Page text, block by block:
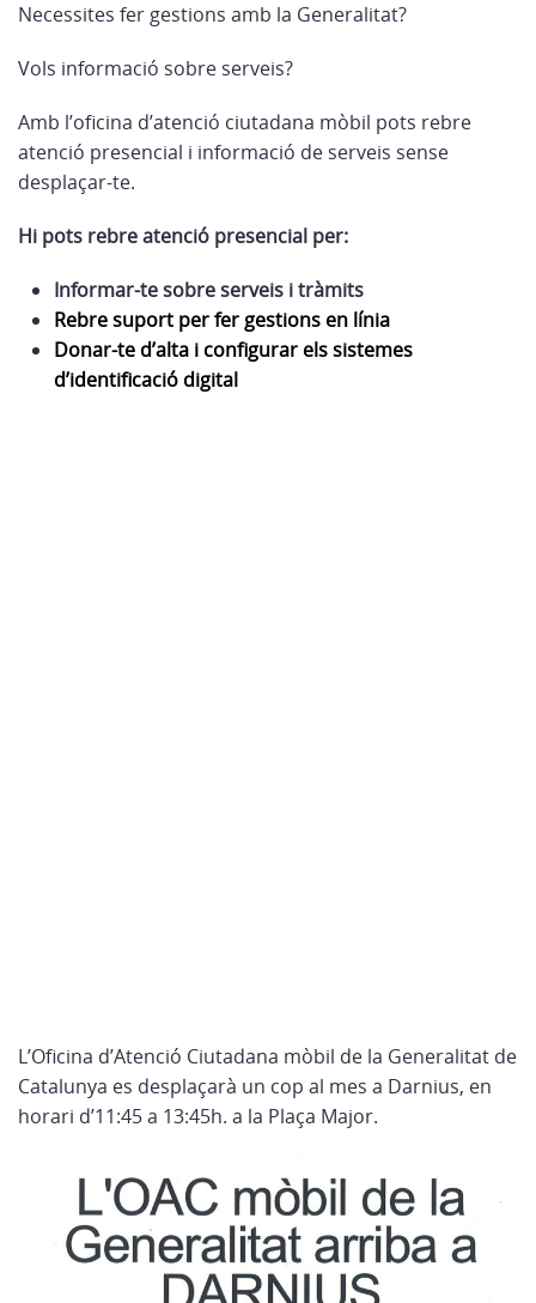
Necessites fer gestions amb la Generalitat?
Vols informació sobre serveis?
Amb l’oficina d’atenció ciutadana mòbil pots rebre
atenció presencial i informació de serveis sense
desplaçar-te.
Hi pots rebre atenció presencial per:
Informar-te sobre serveis i tràmits
Rebre suport per fer gestions en línia
Donar-te d’alta i configurar els sistemes
d’identificació digital
L’Oficina d’Atenció Ciutadana mòbil de la Generalitat de
Catalunya es desplaçarà un cop al mes a Darnius, en
horari d’11:45 a 13:45h. a la Plaça Major.